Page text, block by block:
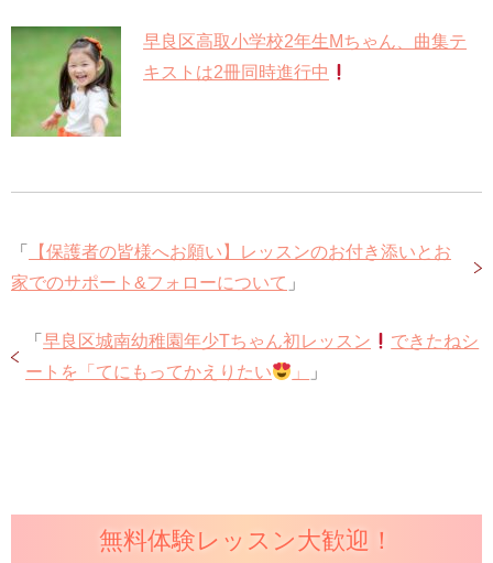
早良区高取小学校2年生Mちゃん、曲集テ
キストは2冊同時進行中
「
【保護者の皆様へお願い】レッスンのお付き添いとお
家でのサポート&フォローについて 」
「 早良区城南幼稚園年少Tちゃん初レッスン
できたねシ
ートを「てにもってかえりたい
」 」
無料体験レッスン大歓迎！